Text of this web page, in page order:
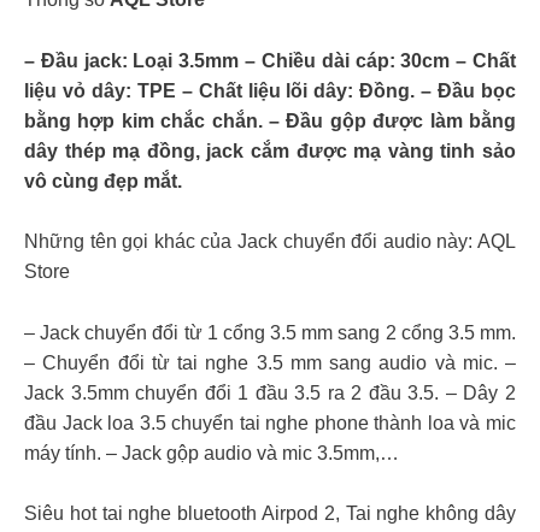
– Đầu jack: Loại 3.5mm – Chiều dài cáp: 30cm – Chất
liệu vỏ dây: TPE – Chất liệu lõi dây: Đồng. – Đầu bọc
bằng hợp kim chắc chắn. – Đầu gộp được làm bằng
dây thép mạ đồng, jack cắm được mạ vàng tinh sảo
vô cùng đẹp mắt.
Những tên gọi khác của Jack chuyển đổi audio này: AQL
Store
– Jack chuyển đổi từ 1 cổng 3.5 mm sang 2 cổng 3.5 mm.
– Chuyển đổi từ tai nghe 3.5 mm sang audio và mic. –
Jack 3.5mm chuyển đổi 1 đầu 3.5 ra 2 đầu 3.5. – Dây 2
đầu Jack loa 3.5 chuyển tai nghe phone thành loa và mic
máy tính. – Jack gộp audio và mic 3.5mm,…
Siêu hot tai nghe bluetooth Airpod 2, Tai nghe không dây